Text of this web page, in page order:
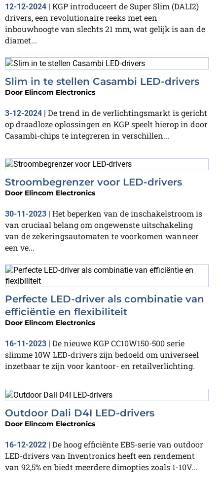
12-12-2024 | KGP introduceert de Super Slim (DALI2)
drivers, een revolutionaire reeks met een
inbouwhoogte van slechts 21 mm, wat gelijk is aan de
diamet...
Slim in te stellen Casambi LED-drivers
Door Elincom Electronics
3-12-2024 | De trend in de verlichtingsmarkt is gericht
op draadloze oplossingen en KGP speelt hierop in door
Casambi-chips te integreren in verschillen...
Stroombegrenzer voor LED-drivers
Door Elincom Electronics
30-11-2023
Het beperken van de inschakelstroom is
van cruciaal belang om ongewenste uitschakeling
van de zekeringsautomaten te voorkomen wanneer
een ve...
Perfecte LED-driver als combinatie van
efficiëntie en flexibiliteit
Door Elincom Electronics
16-11-2023
De nieuwe KGP CC10W150-500 serie
slimme 10W LED-drivers zijn bedoeld om universeel
inzetbaar te zijn voor kantoor- en retailverlichting.
Outdoor Dali D4I LED-drivers
Door Elincom Electronics
16-12-2022 | De hoog efficiënte EBS-serie van outdoor
LED-drivers van Inventronics heeft een rendement
van 92,5% en biedt meerdere dimopties zoals 1-10V...